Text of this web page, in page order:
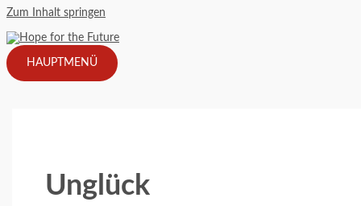
Zum Inhalt springen
HAUPTMENÜ
Unglück